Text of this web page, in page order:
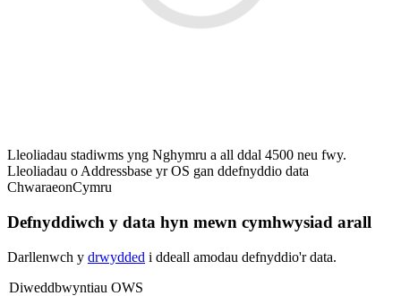
Lleoliadau stadiwms yng Nghymru a all ddal 4500 neu fwy.
Lleoliadau o Addressbase yr OS gan ddefnyddio data
ChwaraeonCymru
Defnyddiwch y data hyn mewn cymhwysiad arall
Darllenwch y drwydded i ddeall amodau defnyddio'r data.
Diweddbwyntiau OWS